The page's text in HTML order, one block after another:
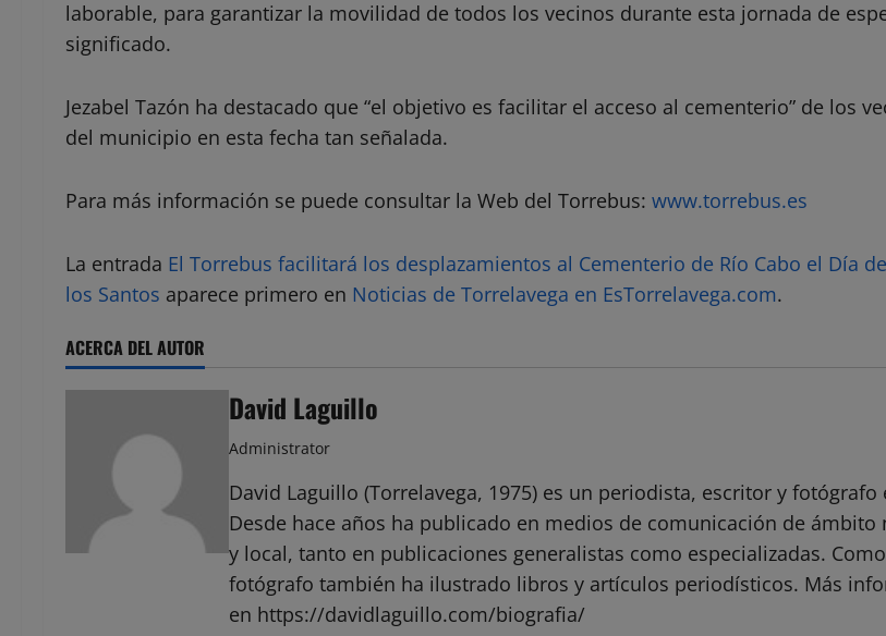
laborable, para garantizar la movilidad de todos los vecinos durante esta jornada de
significado.
Jezabel Tazón ha destacado que “el objetivo es facilitar el acceso al cementerio” de los
del municipio en esta fecha tan señalada.
Para más información se puede consultar la Web del Torrebus: www.torrebus.es
La entrada El Torrebus facilitará los desplazamientos al Cementerio de Río Cabo el Día
los Santos aparece primero en Noticias de Torrelavega en EsTorrelavega.com.
ACERCA DEL AUTOR
David Laguillo
Administrator
David Laguillo (Torrelavega, 1975) es un periodista, escritor y fotógrafo
Desde hace años ha publicado en medios de comunicación de ámbito
y local, tanto en publicaciones generalistas como especializadas. Como
fotógrafo también ha ilustrado libros y artículos periodísticos. Más
en https://davidlaguillo.com/biografia/